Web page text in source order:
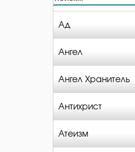
Ад
Ангел
Ангел Хранитель
Антихрист
Атеизм